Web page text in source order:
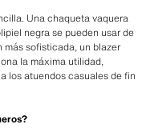
Una chaqueta vaquera
negra se pueden usar de
más sofisticada, un blazer
la máxima utilidad,
los atuendos casuales de fin